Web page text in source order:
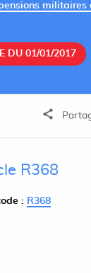
DU 01/01/2017
R368
: R368